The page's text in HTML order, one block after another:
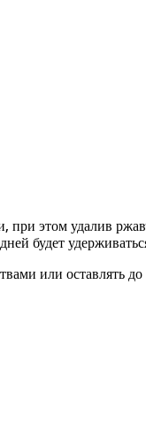
этом удалив
будет
или оставлять